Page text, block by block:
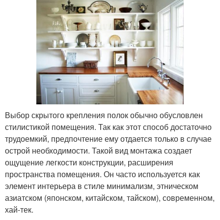
Выбор скрытого крепления полок обычно обусловлен
стилистикой помещения. Так как этот способ достаточно
трудоемкий, предпочтение ему отдается только в случае
острой необходимости. Такой вид монтажа создает
ощущение легкости конструкции, расширения
пространства помещения. Он часто используется как
элемент интерьера в стиле минимализм, этническом
азиатском (японском, китайском, тайском), современном,
хай-тек.